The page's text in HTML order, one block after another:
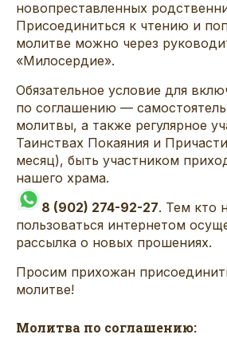
новопреставленных
Присоединиться к чтению и
молитве можно через
«Милосердие».
Обязательное условие для
по соглашению —
молитвы, а также регулярное
Таинствах Покаяния и
месяц), быть участником
нашего храма.
8 (902) 274-92-27. Тем кто
пользоваться интернетом
рассылка о новых прошениях.
Просим прихожан
молитве!
Молитва по соглашению: